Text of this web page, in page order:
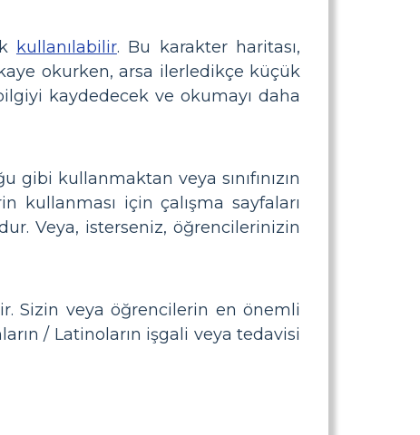
kullanılabilir. Bu karakter haritası,
okurken, arsa ilerledikçe küçük
kaydedecek ve okumayı daha
gibi kullanmaktan veya sınıfınızın
kullanması için çalışma sayfaları
Veya, isterseniz, öğrencilerinizin
Sizin veya öğrencilerin en önemli
/ Latinoların işgali veya tedavisi